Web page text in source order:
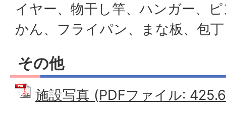
イヤー、物干し竿、ハンガー、
かん、フライパン、まな板、包
その他
施設写真 (PDFファイル: